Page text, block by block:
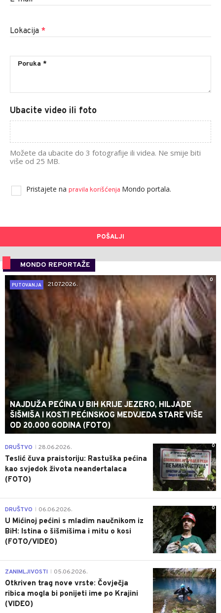
Lokacija *
Ubacite video ili foto
Možete da ubacite do 3 fotografije ili videa. Ne smije biti
više od 25 MB.
Pristajete na pravila korišćenja Mondo portala.
POŠALJI
MONDO REPORTAŽE
0
PUTOVANJA
21.07.2026.
NAJDUŽA PEĆINA U BIH KRIJE JEZERO, HILJADE
ŠIŠMIŠA I KOSTI PEĆINSKOG MEDVJEDA STARE VIŠE
OD 20.000 GODINA (FOTO)
0
DRUŠTVO 28.06.2026.
Teslić čuva praistoriju: Rastuška pećina
kao svjedok života neandertalaca
(FOTO)
0
DRUŠTVO 06.06.2026.
U Mićinoj pećini s mladim naučnikom iz
BiH: Istina o šišmišima i mitu o kosi
(FOTO/VIDEO)
0
ZANIMLJIVOSTI 05.06.2026.
Otkriven trag nove vrste: Čovječja
ribica mogla bi ponijeti ime po Krajini
(VIDEO)